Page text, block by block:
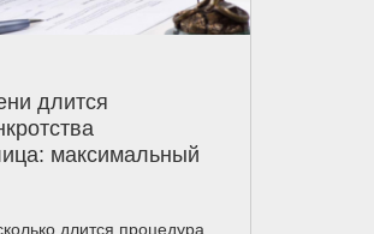
длится
максимальный
длится процедура